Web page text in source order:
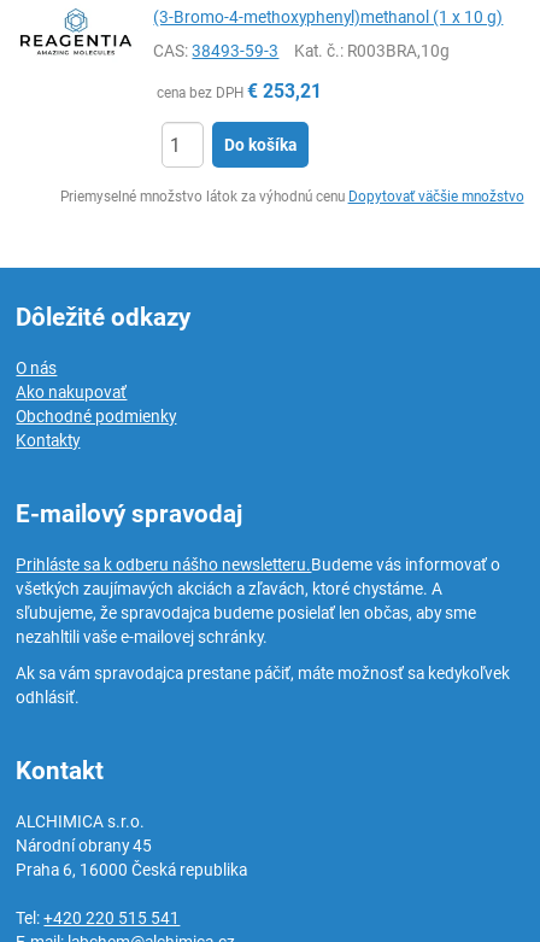
(3-Bromo-4-methoxyphenyl)methanol (1 x 10 g)
CAS:38493-59-3 Kat. č.: R003BRA,10g
cena bez DPH € 253,21
Do košíka
Priemyselné množstvo látok za výhodnú cenu Dopytovať väčšie množstvo
Dôležité odkazy
O nás
Ako nakupovať
Obchodné podmienky
Kontakty
E-mailový spravodaj
Prihláste sa k odberu nášho newsletteru.Budeme vás informovať o
všetkých zaujímavých akciách a zľavách, ktoré chystáme. A
sľubujeme, že spravodajca budeme posielať len občas, aby sme
nezahltili vaše e-mailovej schránky.
Ak sa vám spravodajca prestane páčiť, máte možnosť sa kedykoľvek
odhlásiť.
Kontakt
ALCHIMICA s.r.o.
Národní obrany 45
Praha 6, 16000Česká republika
Tel:+420 220 515 541